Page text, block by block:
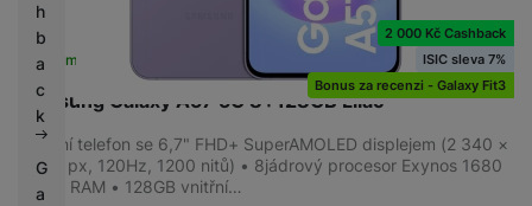
h
b
a
c
k
G
a
Samsung Galaxy A57 5G 8+128GB Lilac
Skladem
2 000 Kč Cashback
ISIC sleva 7%
Bonus za recenzi - Galaxy Fit3
Mobilní telefon se 6,7" FHD+ SuperAMOLED displejem (2 340 ×
1 080 px, 120Hz, 1200 nitů) • 8jádrový procesor Exynos 1680
• 8GB RAM • 128GB vnitřní…